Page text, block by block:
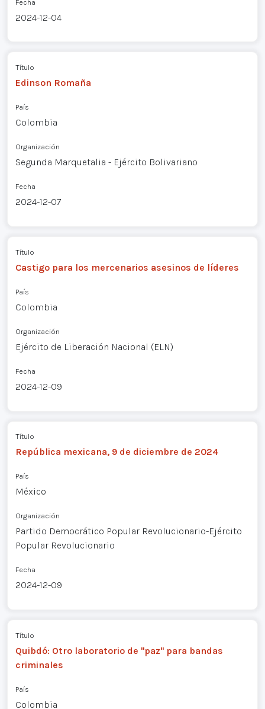
Fecha
2024-12-04
Título
Edinson Romaña
País
Colombia
Organización
Segunda Marquetalia - Ejército Bolivariano
Fecha
2024-12-07
Título
Castigo para los mercenarios asesinos de líderes
País
Colombia
Organización
Ejército de Liberación Nacional (ELN)
Fecha
2024-12-09
Título
República mexicana, 9 de diciembre de 2024
País
México
Organización
Partido Democrático Popular Revolucionario-Ejército
Popular Revolucionario
Fecha
2024-12-09
Título
Quibdó: Otro laboratorio de "paz" para bandas
criminales
País
Colombia